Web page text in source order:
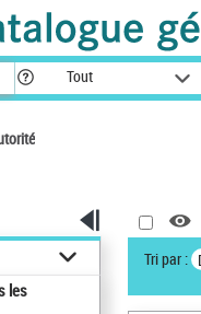
Tout
les
Tri par :